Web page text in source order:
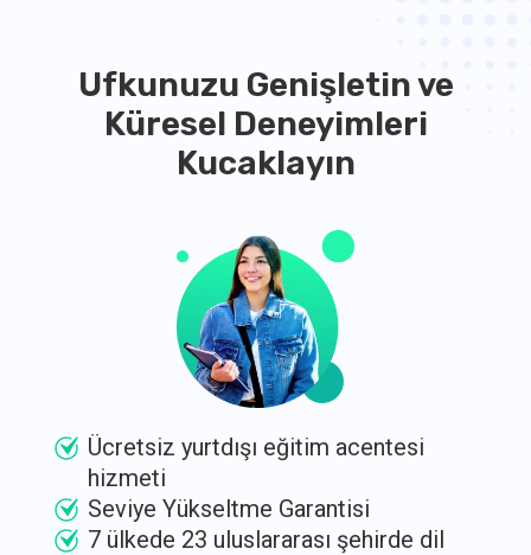
Ufkunuzu Genişletin ve
Küresel Deneyimleri
Kucaklayın
Ücretsiz yurtdışı eğitim acentesi
hizmeti
Seviye Yükseltme Garantisi
7 ülkede 23 uluslararası şehirde dil